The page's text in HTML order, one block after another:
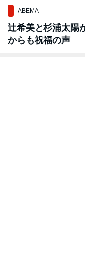
ABEMA
辻希美と杉浦太陽
からも祝福の声